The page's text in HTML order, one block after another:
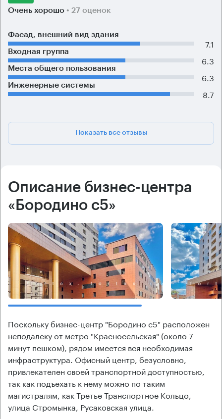
Очень хорошо • 27 оценок
Фасад, внешний вид здания
7.1
Входная группа
6.3
Места общего пользования
6.3
Инженерные системы
8.7
Показать все отзывы
Описание бизнес-центра
«Бородино с5»
Поскольку бизнес-центр "Бородино с5" расположен
неподалеку от метро "Красносельская" (около 7
минут пешком), рядом имеется вся необходимая
инфраструктура. Офисный центр, безусловно,
привлекателен своей транспортной доступностью,
так как подъехать к нему можно по таким
магистралям, как Третье Транспортное Кольцо,
улица Стромынка, Русаковская улица.